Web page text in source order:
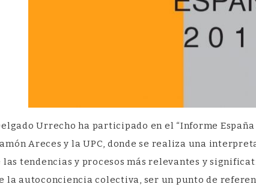
Urrecho ha participado en el “Informe
Areces y la UPC, donde se realiza una
las tendencias y procesos más relevantes y
la autoconciencia colectiva, ser un punto de